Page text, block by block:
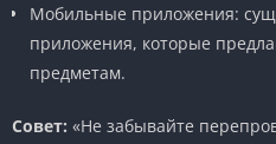
Мобильные приложения:
приложения, которые
предметам.
Совет: «Не забывайте